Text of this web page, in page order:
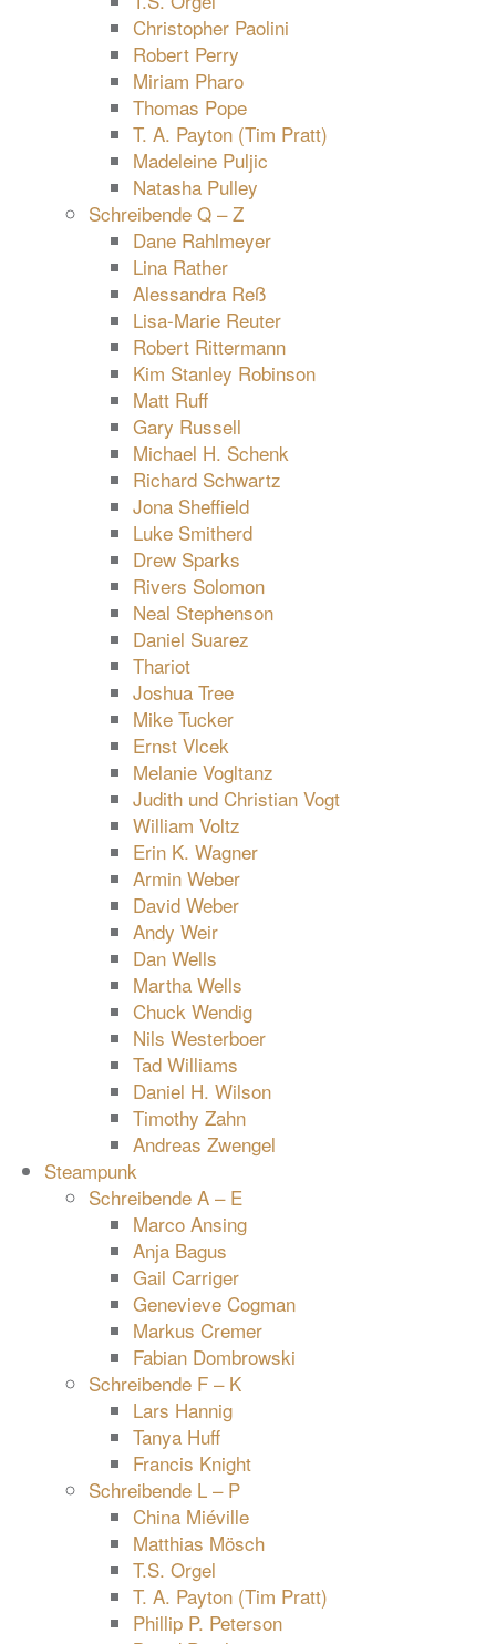
Christopher Paolini
Robert Perry
Miriam Pharo
Thomas Pope
T. A. Payton (Tim Pratt)
Madeleine Puljic
Natasha Pulley
Schreibende Q – Z
Dane Rahlmeyer
Lina Rather
Alessandra Reß
Lisa-Marie Reuter
Robert Rittermann
Kim Stanley Robinson
Matt Ruff
Gary Russell
Michael H. Schenk
Richard Schwartz
Jona Sheffield
Luke Smitherd
Drew Sparks
Rivers Solomon
Neal Stephenson
Daniel Suarez
Thariot
Joshua Tree
Mike Tucker
Ernst Vlcek
Melanie Vogltanz
Judith und Christian Vogt
William Voltz
Erin K. Wagner
Armin Weber
David Weber
Andy Weir
Dan Wells
Martha Wells
Chuck Wendig
Nils Westerboer
Tad Williams
Daniel H. Wilson
Timothy Zahn
Andreas Zwengel
Steampunk
Schreibende A – E
Marco Ansing
Anja Bagus
Gail Carriger
Genevieve Cogman
Markus Cremer
Fabian Dombrowski
Schreibende F – K
Lars Hannig
Tanya Huff
Francis Knight
Schreibende L – P
China Miéville
Matthias Mösch
T.S. Orgel
T. A. Payton (Tim Pratt)
Phillip P. Peterson